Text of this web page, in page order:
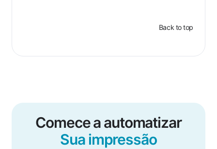
Back to top
Comece a automatizar
Sua impressão